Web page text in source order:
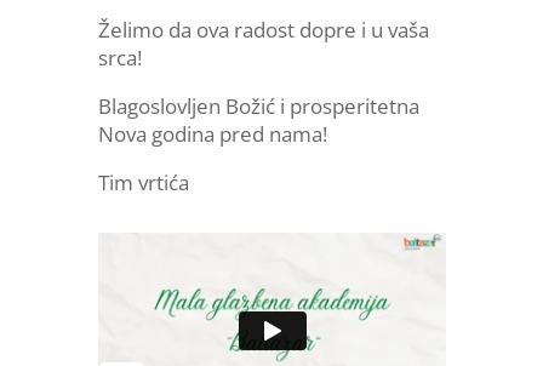
Želimo da ova radost dopre i u vaša
srca!
Blagoslovljen Božić i prosperitetna
Nova godina pred nama!
Tim vrtića